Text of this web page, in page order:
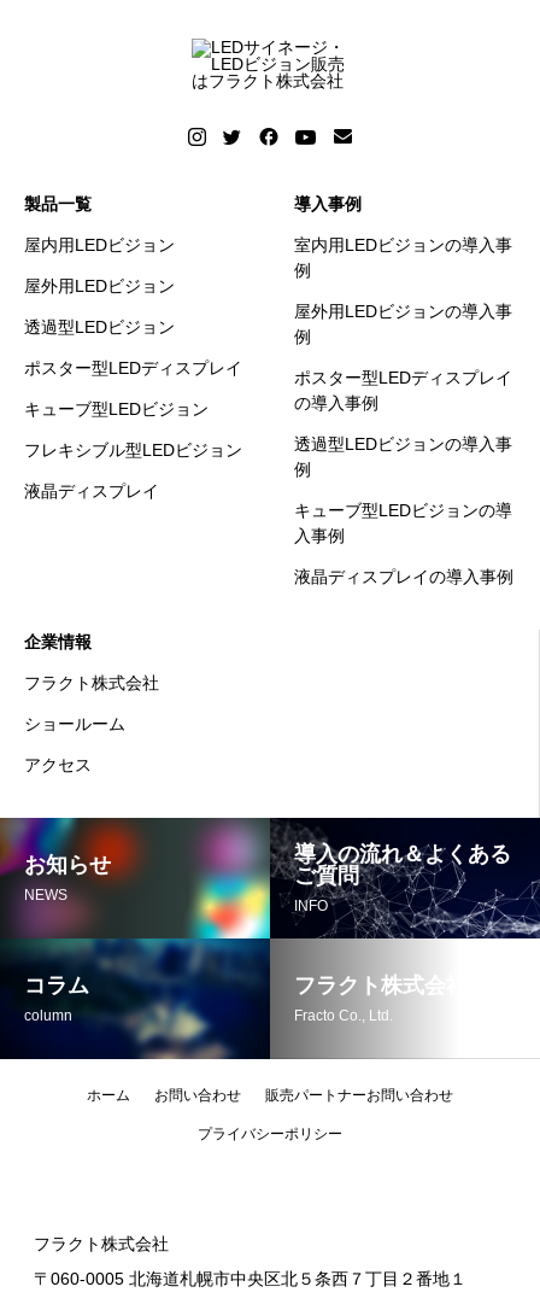
製品一覧
屋内用LEDビジョン
屋外用LEDビジョン
透過型LEDビジョン
ポスター型LEDディスプレイ
キューブ型LEDビジョン
フレキシブル型LEDビジョン
液晶ディスプレイ
導入事例
室内用LEDビジョンの導入事
例
屋外用LEDビジョンの導入事
例
ポスター型LEDディスプレイ
の導入事例
透過型LEDビジョンの導入事
例
キューブ型LEDビジョンの導
入事例
液晶ディスプレイの導入事例
企業情報
フラクト株式会社
ショールーム
アクセス
お知らせ
NEWS
導入の流れ＆よくある
ご質問
INFO
コラム
column
フラクト株式会社
Fracto Co., Ltd.
ホーム お問い合わせ 販売パートナーお問い合わせ
プライバシーポリシー
フラクト株式会社
〒060-0005 北海道札幌市中央区北５条西７丁目２番地１